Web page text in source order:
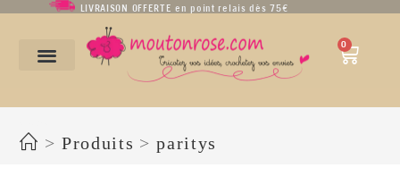
LIVRAISON OFFERTE en point relais dès 75€
0
> Produits > paritys